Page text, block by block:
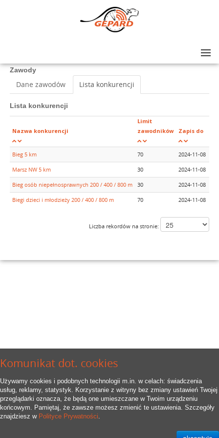
Komunikat dot. cookies
Używamy cookies i podobnych technologii m.in. w celach: świadczenia
usług, reklamy, statystyk. Korzystanie z witryny bez zmiany ustawień Twojej
przeglądarki oznacza, że będą one umieszczane w Twoim urządzeniu
końcowym. Pamiętaj, że zawsze możesz zmienić te ustawienia. Szczegóły
znajdziesz w Polityce Prywatności.
Zawody
Dane zawodów Lista konkurencji
Lista konkurencji
Nazwa konkurencji
Limit
zawodników
Zapis do
Bieg 5 km 70 2024-11-08
Marsz NW 5 km 30 2024-11-08
Bieg osób niepełnosprawnych 200 / 400 / 800 m 30 2024-11-08
Biegi dzieci i młodzieży 200 / 400 / 800 m 70 2024-11-08
Liczba rekordów na stronie: